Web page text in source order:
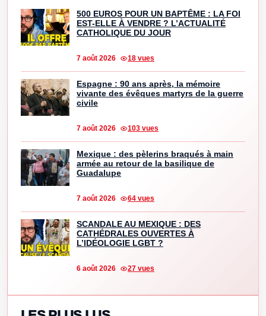
500 EUROS POUR UN BAPTÊME : LA FOI
EST-ELLE À VENDRE ? L’ACTUALITÉ
CATHOLIQUE DU JOUR
7 août 2026 18 vues
Espagne : 90 ans après, la mémoire
vivante des évêques martyrs de la guerre
civile
7 août 2026 103 vues
Mexique : des pèlerins braqués à main
armée au retour de la basilique de
Guadalupe
7 août 2026 64 vues
SCANDALE AU MEXIQUE : DES
CATHÉDRALES OUVERTES À
L’IDÉOLOGIE LGBT ?
6 août 2026 27 vues